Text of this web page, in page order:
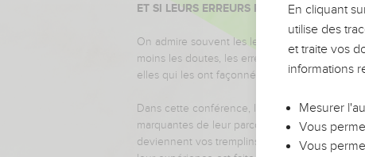
ET SI LEURS ERREURS POUVAIENT VOUS
On admire souvent les leaders pour leurs
moins les doutes, les erreurs et les saisons
elles qui les ont façonnés.
Dans cette conférence, leaders,
marquantes de leur parcours et les clés pour
deviennent vos tremplins. Que vous guidiez
Nom du
Email
En cliquant
utilise des
et traite vos
informations
Mesurer
Vous
Vous